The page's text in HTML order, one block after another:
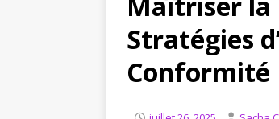
[ juillet
[ août 8,
Stratégies
Conformité